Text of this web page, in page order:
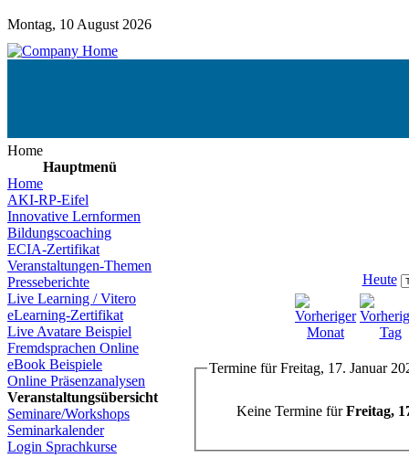
Montag, 10 August 2026
Home
Hauptmenü
Home
AKI-RP-Eifel
Innovative Lernformen
Bildungscoaching
ECIA-Zertifikat
Veranstaltungen-Themen
Presseberichte
Live Learning / Vitero
eLearning-Zertifikat
Live Avatare Beispiel
Fremdsprachen Online
eBook Beispiele
Online Präsenzanalysen
Veranstaltungsübersicht
Seminare/Workshops
Seminarkalender
Login Sprachkurse
Heute
Termine für Freitag, 17. Januar
Keine Termine fürFreitag,